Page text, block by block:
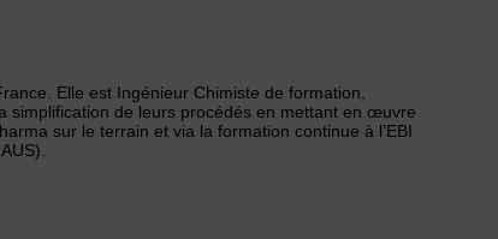
Elle est Ingénieur Chimiste de formation,
simplification de leurs procédés en mettant en œuvre
sur le terrain et via la formation continue à l’EBI